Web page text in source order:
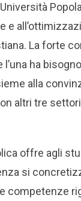
e
La forte
ha
alla
altri tre
offre agli
si
competenze